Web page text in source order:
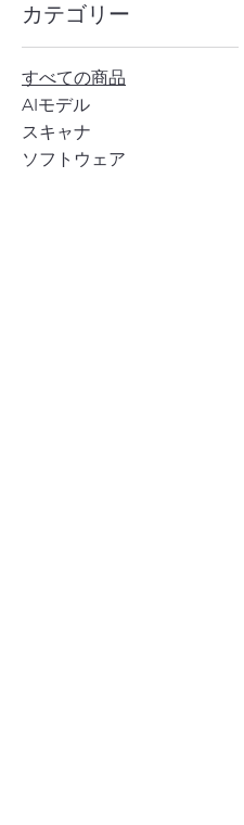
カテゴリー
すべての商品
AIモデル
スキャナ
ソフトウェア